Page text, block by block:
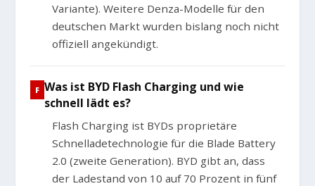
Variante). Weitere Denza-Modelle für den
deutschen Markt wurden bislang noch nicht
offiziell angekündigt.
Was ist BYD Flash Charging und wie
schnell lädt es?
Flash Charging ist BYDs proprietäre
Schnelladetechnologie für die Blade Battery
2.0 (zweite Generation). BYD gibt an, dass
der Ladestand von 10 auf 70 Prozent in fünf